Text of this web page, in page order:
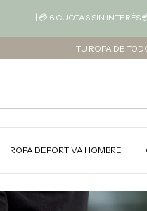
| 💳 6 CUOTAS SIN INTERÉS 💳 | | 🚚
TU ROPA DE
ROPA DEPORTIVA HOMBRE